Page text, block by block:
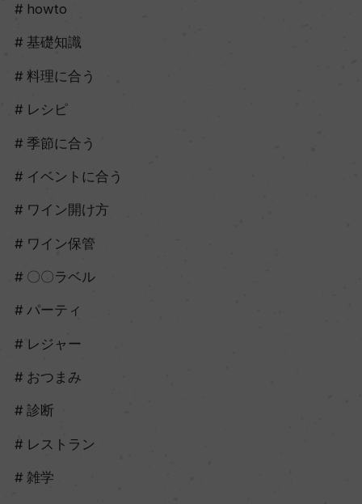
howto
基礎知識
料理に合う
レシピ
季節に合う
イベントに合う
ワイン開け方
ワイン保管
〇〇ラベル
パーティ
レジャー
おつまみ
診断
レストラン
雑学